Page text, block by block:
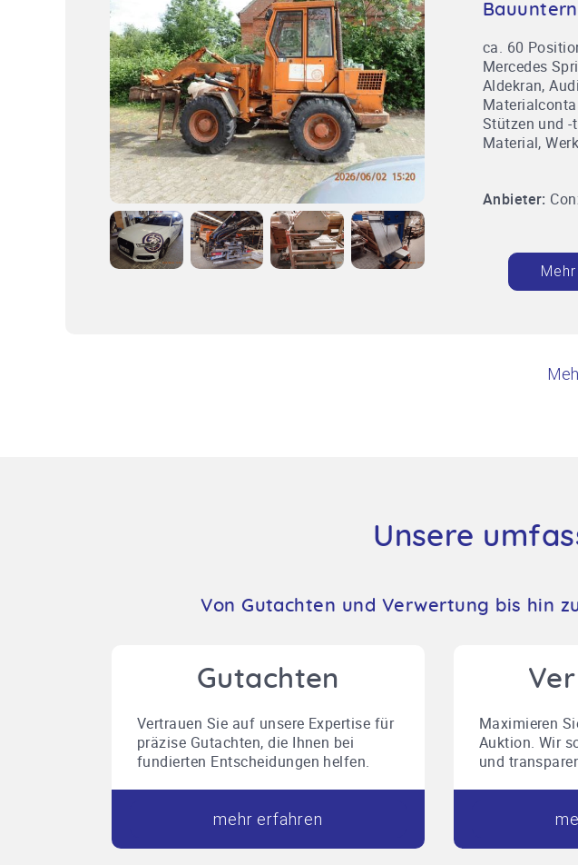
ca. 60
Mercedes
Aldekran,
Stützen und -
Material,
Anbieter:
Unsere
Von Gutachten und Verwertung bis hin
Gutachten
Vertrauen Sie auf unsere Expertise für
präzise Gutachten, die Ihnen bei
fundierten Entscheidungen helfen.
mehr erfahren
Maximieren
Auktion. Wir
und